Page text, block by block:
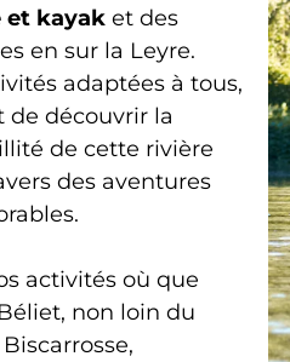
et kayak et des
en sur la Leyre.
adaptées à tous,
de découvrir la
de cette rivière
des aventures
activités où que
non loin du